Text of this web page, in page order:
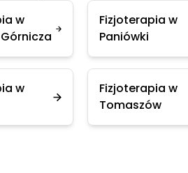
w
Fizjoterapia w
Paniówki
w
Fizjoterapia w
Tomaszów